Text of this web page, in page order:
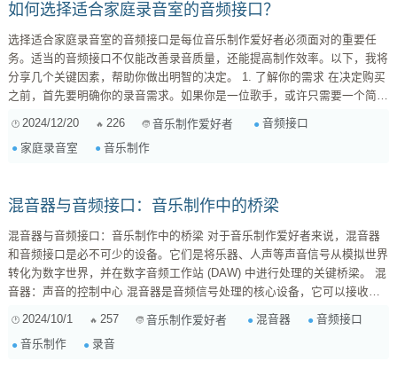
如何选择适合家庭录音室的音频接口？
选择适合家庭录音室的音频接口是每位音乐制作爱好者必须面对的重要任
务。适当的音频接口不仅能改善录音质量，还能提高制作效率。以下，我将
分享几个关键因素，帮助你做出明智的决定。 1. 了解你的需求 在决定购买
之前，首先要明确你的录音需求。如果你是一位歌手，或许只需要一个简单
的 USB 音频接口，它可以直接连接到电脑，具备不错的音质和便捷性。如
果你是在录制乐队或多轨音乐，建议选择具有多个输入通道和输出通道的设
备。 2. 音频接口的种类 音频接口一般分为 USB、FireWire 和 Thunderbolt
2024/12/20 226 音乐制作爱好者
音频接口
家庭录音室
音乐制作
混音器与音频接口：音乐制作中的桥梁
混音器与音频接口：音乐制作中的桥梁 对于音乐制作爱好者来说，混音器
和音频接口是必不可少的设备。它们是将乐器、人声等声音信号从模拟世界
转化为数字世界，并在数字音频工作站 (DAW) 中进行处理的关键桥梁。 混
音器：声音的控制中心 混音器是音频信号处理的核心设备，它可以接收来
自不同声源的信号，进行音量调节、音色塑造、信号路由等操作，最终将多
个音频信号混合在一起，形成最终的混音效果。 混音器的主要功能： 输入
通道： 每个输入通道通常包含一...
2024/10/1 257 音乐制作爱好者 混音器
音频接口
音乐制作
录音